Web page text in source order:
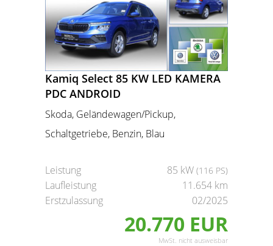
Kamiq Select 85 KW LED KAMERA
PDC ANDROID
Skoda, Geländewagen/Pickup,
Schaltgetriebe, Benzin, Blau
Leistung 85 kW (116 PS)
Laufleistung
11.654 km
Erstzulassung
02/2025
20.770 EUR
MwSt. nicht ausweisbar